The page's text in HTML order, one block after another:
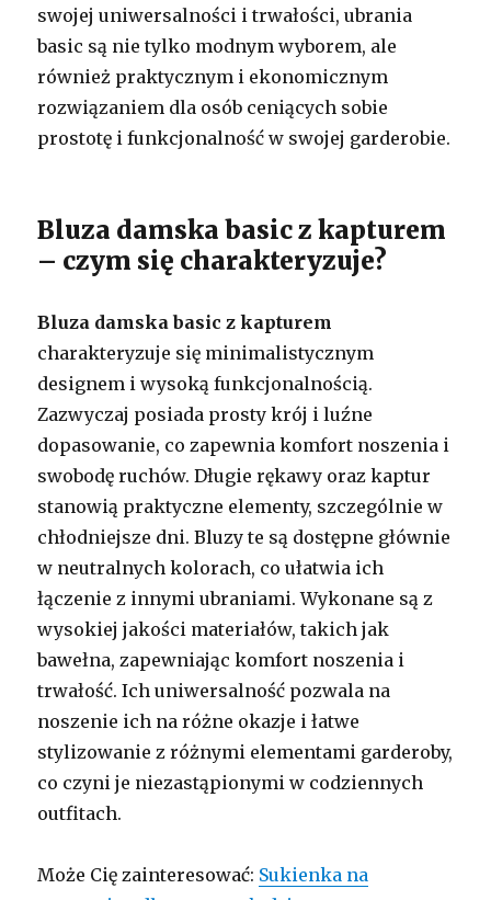
swojej uniwersalności i trwałości, ubrania
basic są nie tylko modnym wyborem, ale
również praktycznym i ekonomicznym
rozwiązaniem dla osób ceniących sobie
prostotę i funkcjonalność w swojej garderobie.
Bluza damska basic z kapturem
– czym się charakteryzuje?
Bluza damska basic z kapturem
charakteryzuje się minimalistycznym
designem i wysoką funkcjonalnością.
Zazwyczaj posiada prosty krój i luźne
dopasowanie, co zapewnia komfort noszenia i
swobodę ruchów. Długie rękawy oraz kaptur
stanowią praktyczne elementy, szczególnie w
chłodniejsze dni. Bluzy te są dostępne głównie
w neutralnych kolorach, co ułatwia ich
łączenie z innymi ubraniami. Wykonane są z
wysokiej jakości materiałów, takich jak
bawełna, zapewniając komfort noszenia i
trwałość. Ich uniwersalność pozwala na
noszenie ich na różne okazje i łatwe
stylizowanie z różnymi elementami garderoby,
co czyni je niezastąpionymi w codziennych
outfitach.
Może Cię zainteresować: Sukienka na